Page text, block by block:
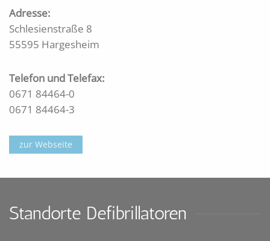
Adresse:
Schlesienstraße 8
55595 Hargesheim
Telefon und Telefax:
0671 84464-0
0671 84464-3
zur Webseite
Standorte Defibrillatoren